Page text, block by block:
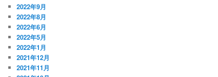
2022年9月
2022年8月
2022年6月
2022年5月
2022年1月
2021年12月
2021年11月